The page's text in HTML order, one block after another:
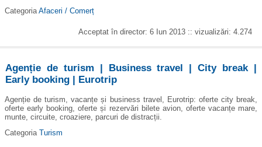
Categoria Afaceri / Comerț
Acceptat în director: 6 Iun 2013 :: vizualizări: 4.274
Agenție de turism | Business travel | City break |
Early booking | Eurotrip
Agenție de turism, vacanțe și business travel, Eurotrip: oferte city break,
oferte early booking, oferte și rezervări bilete avion, oferte vacanțe mare,
munte, circuite, croaziere, parcuri de distracții.
Categoria Turism